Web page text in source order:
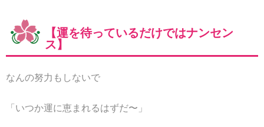
【運を待っているだけではナンセン
ス】
なんの努力もしないで
「いつか運に恵まれるはずだ〜」